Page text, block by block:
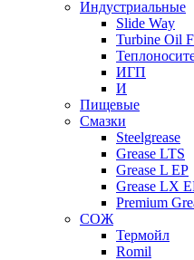
Индустриальные
Slide Way
Turbine Oil
ИГП
И
Пищевые
Смазки
Steelgrease
Grease LTS
Grease L EP
Grease LX
Premium
СОЖ
Термойл
Romil